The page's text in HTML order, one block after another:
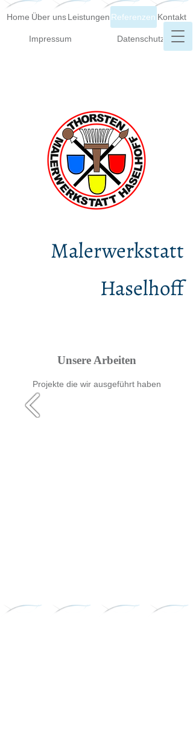
Malerwerkstatt
Haselhoff
Home Über uns Leistungen Referenzen Kontakt
Impressum Datenschutz
Unsere Arbeiten
Projekte die wir ausgeführt haben